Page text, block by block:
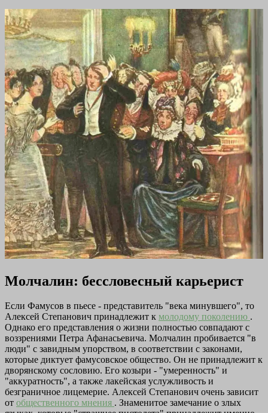
Молчалин: бессловесный карьерист
Если Фамусов в пьесе - представитель "века минувшего", то
Алексей Степанович принадлежит к молодому поколению .
Однако его представления о жизни полностью совпадают с
воззрениями Петра Афанасьевича. Молчалин пробивается "в
люди" с завидным упорством, в соответствии с законами,
которые диктует фамусовское общество. Он не принадлежит к
дворянскому сословию. Его козыри - "умеренность" и
"аккуратность", а также лакейская услужливость и
безграничное лицемерие. Алексей Степанович очень зависит
от общественного мнения . Знаменитое замечание о злых